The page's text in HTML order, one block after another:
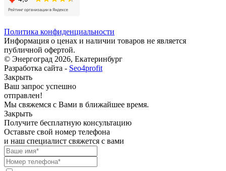
Политика конфиденциальности
Информация о ценах и наличии товаров не является
публичной офертой.
© Энергоград 2026, Екатеринбург
Разработка сайта - Seo4profit
Закрыть
Ваш запрос успешно
отправлен!
Мы свяжемся с Вами в ближайшее время.
Закрыть
Получите бесплатную консультацию
Оставьте свой номер телефона
и наш специалист свяжется с вами